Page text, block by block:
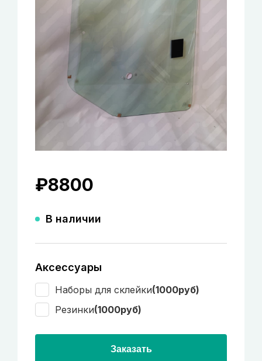
₽8800
В наличии
Аксессуары
Наборы для склейки(1000руб)
Резинки(1000руб)
Заказать